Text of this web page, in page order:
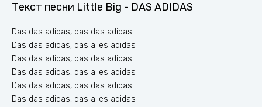
Текст песни Little Big - DAS ADIDAS
Das das adidas, das das adidas
Das das adidas, das alles adidas
Das das adidas, das das adidas
Das das adidas, das alles adidas
Das das adidas, das das adidas
Das das adidas, das alles adidas